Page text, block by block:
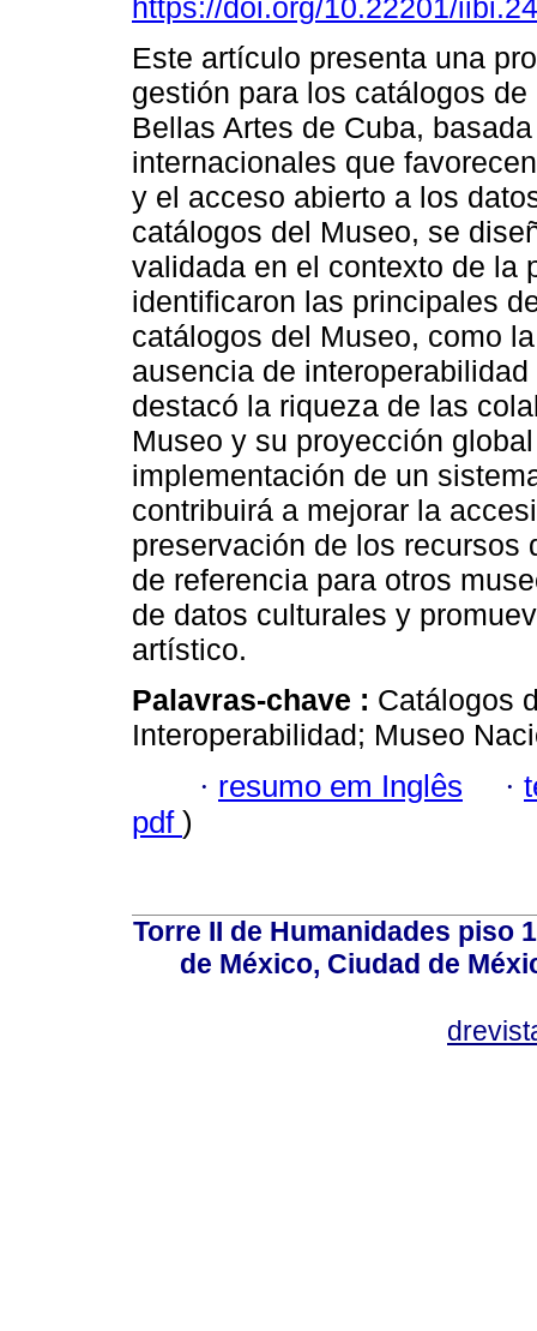
https://doi.org/10.22201/
Este artículo presenta una
gestión para los catálogos
Bellas Artes de Cuba,
internacionales que
y el acceso abierto a los
catálogos del Museo, se
validada en el contexto de la
identificaron las principales
catálogos del Museo, como
ausencia de
destacó la riqueza de las
Museo y su proyección
implementación de un
contribuirá a mejorar la
preservación de los recursos
de referencia para otros
de datos culturales y
artístico.
Palavras-chave : Catálogos
Interoperabilidad; Museo
· resumo em Inglês ·
pdf )
Torre II de Humanidades piso
de México, Ciudad de